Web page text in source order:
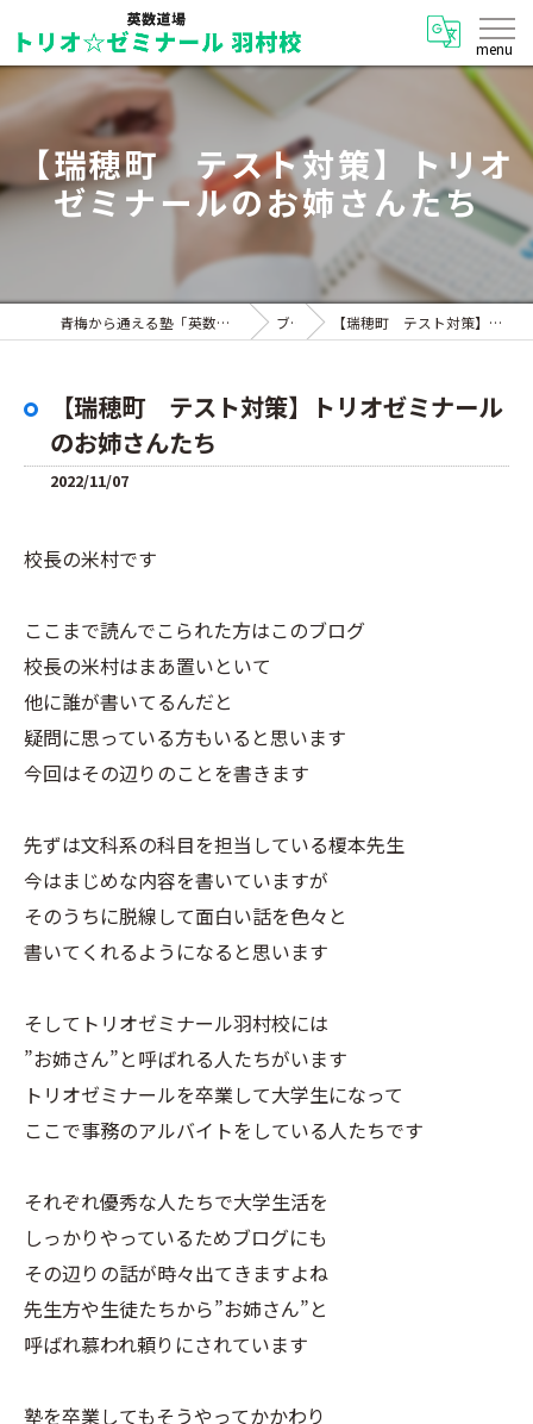
【瑞穂町 テスト対策】トリオ
ゼミナールのお姉さんたち
青梅から通える塾「英数道場 トリオ☆ゼミナール 羽村校」 ブログ 【瑞穂町 テスト対策】トリオゼミナールのお姉さんたち
【瑞穂町 テスト対策】トリオゼミナール
のお姉さんたち
2022/11/07
校長の米村です
ここまで読んでこられた方はこのブログ
校長の米村はまあ置いといて
他に誰が書いてるんだと
疑問に思っている方もいると思います
今回はその辺りのことを書きます
先ずは文科系の科目を担当している榎本先生
今はまじめな内容を書いていますが
そのうちに脱線して面白い話を色々と
書いてくれるようになると思います
そしてトリオゼミナール羽村校には
”お姉さん”と呼ばれる人たちがいます
トリオゼミナールを卒業して大学生になって
ここで事務のアルバイトをしている人たちです
それぞれ優秀な人たちで大学生活を
しっかりやっているためブログにも
その辺りの話が時々出てきますよね
先生方や生徒たちから”お姉さん”と
呼ばれ慕われ頼りにされています
塾を卒業してもそうやってかかわり